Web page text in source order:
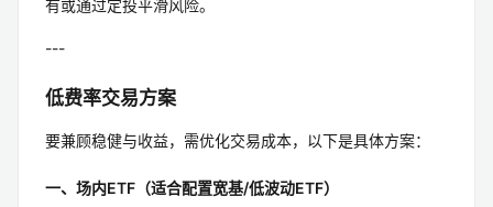
有或通过定投平滑风险。
---
低费率交易方案
要兼顾稳健与收益，需优化交易成本，以下是具体方案：
一、场内ETF（适合配置宽基/低波动ETF）